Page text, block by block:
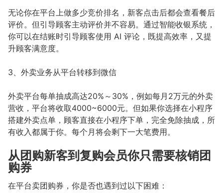
无论你在平台上做多少竞价排名，新客点击后都会查看餐后
评价。但引导顾客主动评价并不容易。通过智能收银系统，
你可以在结账时引导顾客使用 AI 评论，既提高效率，又提
升顾客满意度。
3、外卖业务从平台转移到微信
外卖平台每单抽成高达20%～30%，例如每月2万元的外卖
营收，平台将收取4000~6000元。但如果你选择在小程序
搭建外卖点单，顾客直接在小程序下单，完全免除抽成，所
有收入都属于你。每个月将会剩下一大笔费用。
从团购新客到复购会员你只需要核销团
购券
在平台卖团购券，你是否也遇到过以下困难：